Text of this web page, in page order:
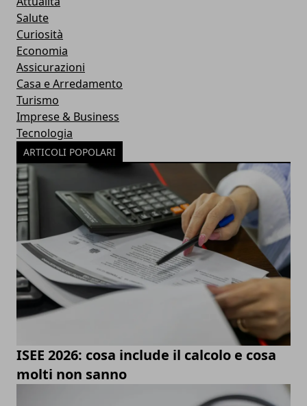
Salute
Curiosità
Economia
Assicurazioni
Casa e Arredamento
Turismo
Imprese & Business
Tecnologia
ARTICOLI POPOLARI
ISEE 2026: cosa include il calcolo e cosa
molti non sanno